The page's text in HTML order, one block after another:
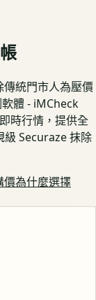
傳統門市人為壓價
體 - iMCheck
時行情，提供全
級 Securaze 抹除
價為什麼選擇